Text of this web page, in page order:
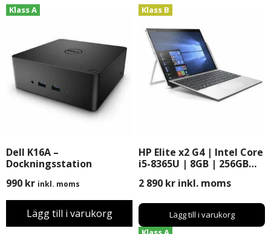
Dell K16A –
Dockningsstation
Klass A
990 kr inkl. moms
Lägg till i varukorg
HP Elite x2 G4 | Intel Core
i5-8365U | 8GB | 256GB
Pro
Klass B
2 890 kr inkl. moms
Lägg till i varukorg